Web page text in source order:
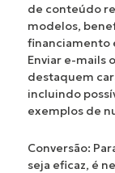
de conteúdo
modelos,
financiamento
Enviar e-mails
destaquem
incluindo
exemplos de
Conversão:
seja eficaz, é